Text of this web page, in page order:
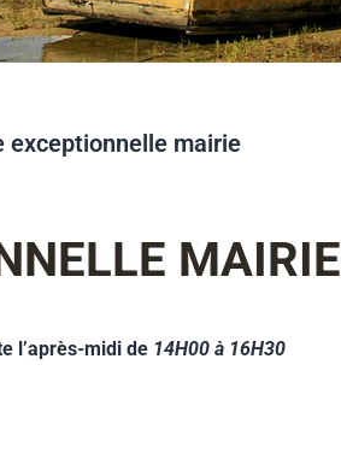
exceptionnelle mairie
MAIRIE
l’après-midi de 14H00 à 16H30